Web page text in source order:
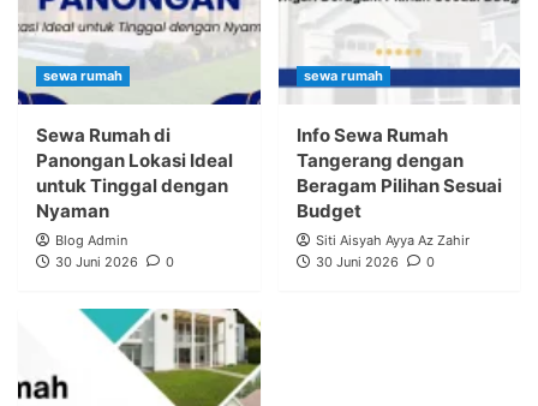
sewa rumah
Sewa Rumah di
Panongan Lokasi Ideal
untuk Tinggal dengan
Nyaman
Blog Admin
30 Juni 2026
0
sewa rumah
Info Sewa Rumah
Tangerang dengan
Beragam Pilihan Sesuai
Budget
Siti Aisyah Ayya Az Zahir
30 Juni 2026
0